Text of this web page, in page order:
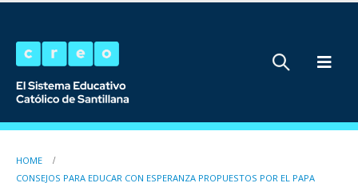
HOME
CONSEJOS PARA EDUCAR CON ESPERANZA PROPUESTOS POR EL PAPA